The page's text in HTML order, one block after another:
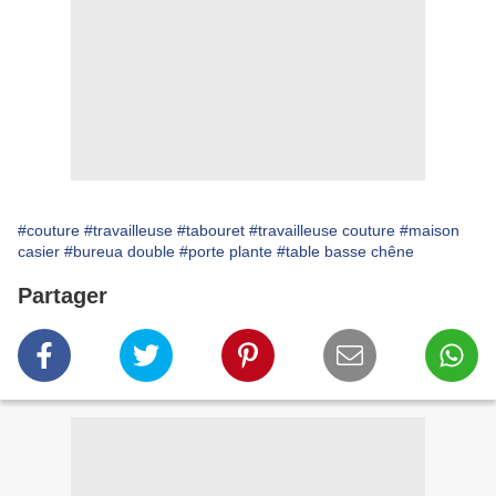
#couture #travailleuse #tabouret #travailleuse couture #maison
casier #bureua double #porte plante #table basse chêne
Partager